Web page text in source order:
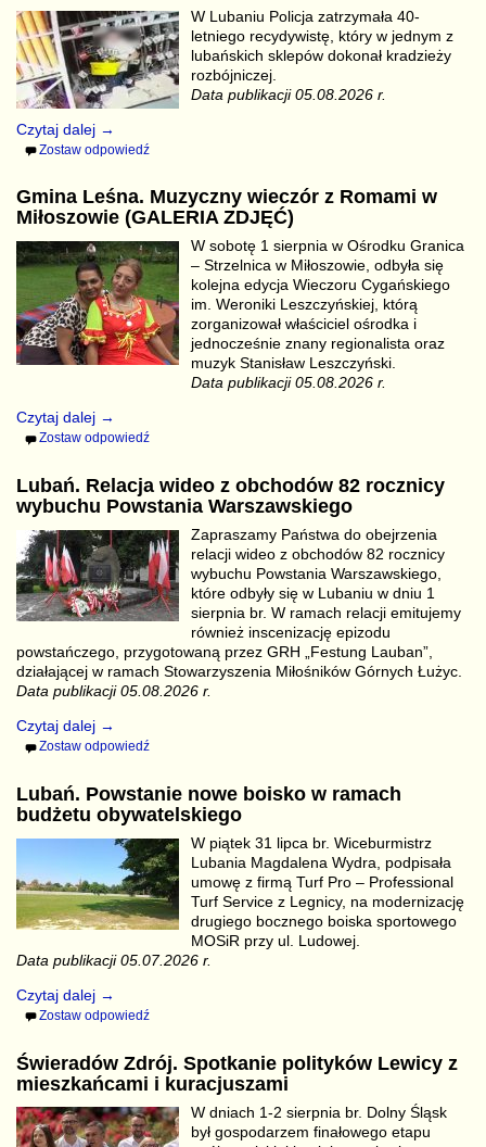
W Lubaniu Policja zatrzymała 40-
letniego recydywistę, który w jednym z
lubańskich sklepów dokonał kradzieży
rozbójniczej.
Data publikacji 05.08.2026 r.
Czytaj dalej →
Zostaw odpowiedź
Gmina Leśna. Muzyczny wieczór z Romami w
Miłoszowie (GALERIA ZDJĘĆ)
W sobotę 1 sierpnia w Ośrodku Granica
– Strzelnica w Miłoszowie, odbyła się
kolejna edycja Wieczoru Cygańskiego
im. Weroniki Leszczyńskiej, którą
zorganizował właściciel ośrodka i
jednocześnie znany regionalista oraz
muzyk Stanisław Leszczyński.
Data publikacji 05.08.2026 r.
Czytaj dalej →
Zostaw odpowiedź
Lubań. Relacja wideo z obchodów 82 rocznicy
wybuchu Powstania Warszawskiego
Zapraszamy Państwa do obejrzenia
relacji wideo z obchodów 82 rocznicy
wybuchu Powstania Warszawskiego,
które odbyły się w Lubaniu w dniu 1
sierpnia br. W ramach relacji emitujemy
również inscenizację epizodu
powstańczego, przygotowaną przez GRH „Festung Lauban”,
działającej w ramach Stowarzyszenia Miłośników Górnych Łużyc.
Data publikacji 05.08.2026 r.
Czytaj dalej →
Zostaw odpowiedź
Lubań. Powstanie nowe boisko w ramach
budżetu obywatelskiego
W piątek 31 lipca br. Wiceburmistrz
Lubania Magdalena Wydra, podpisała
umowę z firmą Turf Pro – Professional
Turf Service z Legnicy, na modernizację
drugiego bocznego boiska sportowego
MOSiR przy ul. Ludowej.
Data publikacji 05.07.2026 r.
Czytaj dalej →
Zostaw odpowiedź
Świeradów Zdrój. Spotkanie polityków Lewicy z
mieszkańcami i kuracjuszami
W dniach 1-2 sierpnia br. Dolny Śląsk
był gospodarzem finałowego etapu